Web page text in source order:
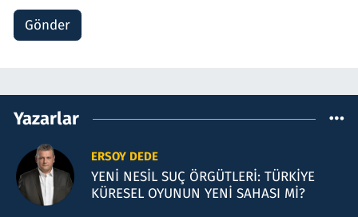
Gönder
Yazarlar
ERSOY DEDE
YENİ NESİL SUÇ ÖRGÜTLERİ: TÜRKİYE
KÜRESEL OYUNUN YENİ SAHASI Mİ?